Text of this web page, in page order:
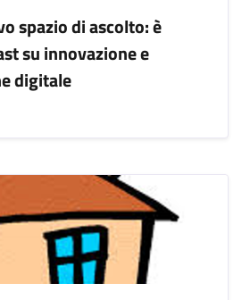
spazio di ascolto: è
su innovazione e
digitale